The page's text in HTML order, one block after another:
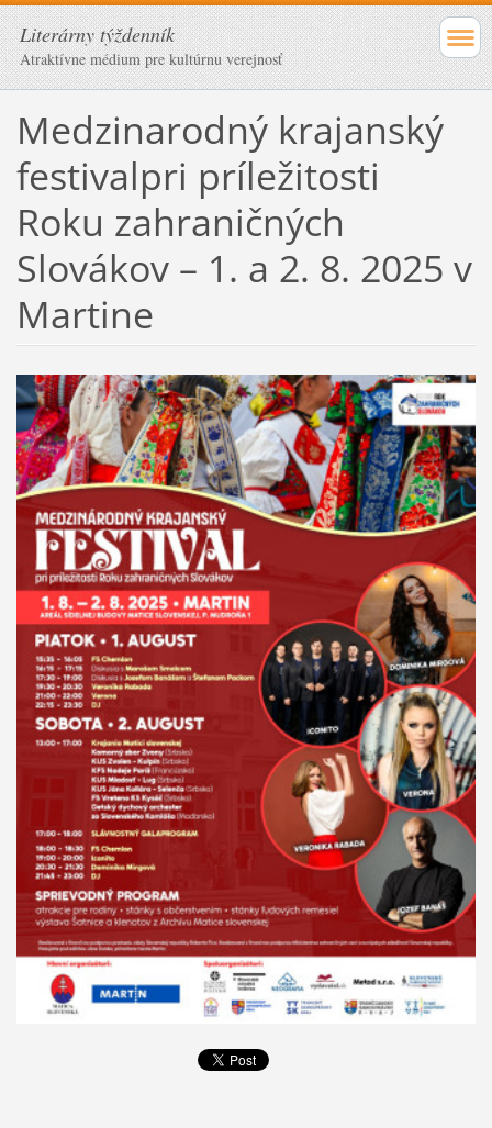
Literárny týždenník
Atraktívne médium pre kultúrnu verejnosť
Medzinarodný krajanský
festivalpri príležitosti
Roku zahraničných
Slovákov – 1. a 2. 8. 2025 v
Martine